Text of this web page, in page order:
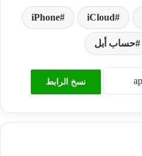
iCloud
iPhone
حساب أبل
نسخ الرابط